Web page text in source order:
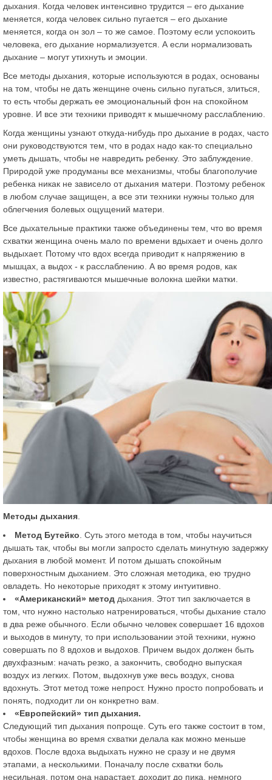
дыхания. Когда человек интенсивно трудится – его дыхание
меняется, когда человек сильно пугается – его дыхание
меняется, когда он зол – то же самое. Поэтому если успокоить
человека, его дыхание нормализуется. А если нормализовать
дыхание – могут утихнуть и эмоции.
Все методы дыхания, которые используются в родах, основаны
на том, чтобы не дать женщине очень сильно пугаться, злиться,
то есть чтобы держать ее эмоциональный фон на спокойном
уровне. И все эти техники приводят к мышечному расслаблению.
Когда женщины узнают откуда-нибудь про дыхание в родах, часто
они руководствуются тем, что в родах надо как-то специально
уметь дышать, чтобы не навредить ребенку. Это заблуждение.
Природой уже продуманы все механизмы, чтобы благополучие
ребенка никак не зависело от дыхания матери. Поэтому ребенок
в любом случае защищен, а все эти техники нужны только для
облегчения болевых ощущений матери.
Все дыхательные практики также объединены тем, что во время
схватки женщина очень мало по времени вдыхает и очень долго
выдыхает. Потому что вдох всегда приводит к напряжению в
мышцах, а выдох - к расслаблению. А во время родов, как
известно, растягиваются мышечные волокна шейки матки.
Методы дыхания
Метод Бутейко . Суть этого метода в том, чтобы научиться
дышать так, чтобы вы могли запросто сделать минутную задержку
дыхания в любой момент. И потом дышать спокойным
поверхностным дыханием. Это сложная методика, ею трудно
овладеть. Но некоторые приходят к этому интуитивно.
«Американский» метод дыхания. Этот тип заключается в
том, что нужно настолько натренироваться, чтобы дыхание стало
в два реже обычного. Если обычно человек совершает 16 вдохов
и выходов в минуту, то при использовании этой техники, нужно
совершать по 8 вдохов и выдохов. Причем выдох должен быть
двухфазным: начать резко, а закончить, свободно выпуская
воздух из легких. Потом, выдохнув уже весь воздух, снова
вдохнуть. Этот метод тоже непрост. Нужно просто попробовать и
понять, подходит ли он конкретно вам.
«Европейский» тип дыхания.
Следующий тип дыхания попроще. Суть его также состоит в том,
чтобы женщина во время схватки делала как можно меньше
вдохов. После вдоха выдыхать нужно не сразу и не двумя
этапами, а несколькими. Поначалу после схватки боль
несильная, потом она нарастает, доходит до пика, немного